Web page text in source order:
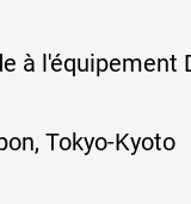
à l'équipement
Tokyo-Kyoto